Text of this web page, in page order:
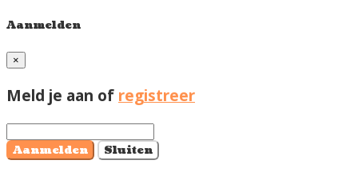
Aanmelden
×
Meld je aan of registreer
Aanmelden Sluiten